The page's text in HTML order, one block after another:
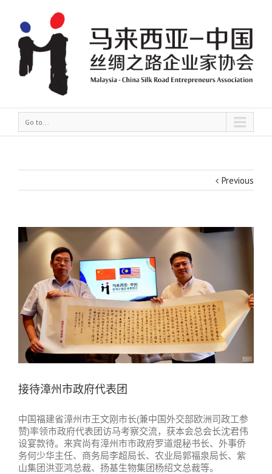
Go to...
Previous
接待漳州市政府代表团
中国福建省漳州市王文刚市长(兼中国外交部欧洲司政工参
赞)率领市政府代表团访马考察交流，获本会总会长沈君伟
设宴款待。来宾尚有漳州市市政府罗道焜秘书长、外事侨
务何少华主任、商务局李超局长、农业局郭福泉局长、紫
山集团洪亚鸿总裁、扬基生物集团杨绍文总裁等。